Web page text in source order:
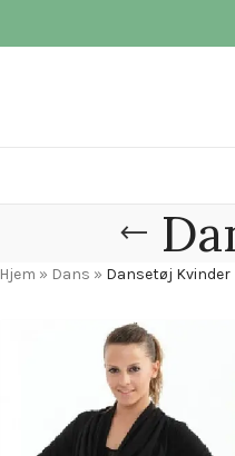
Hjem » Dans » Dansetøj Kvinder